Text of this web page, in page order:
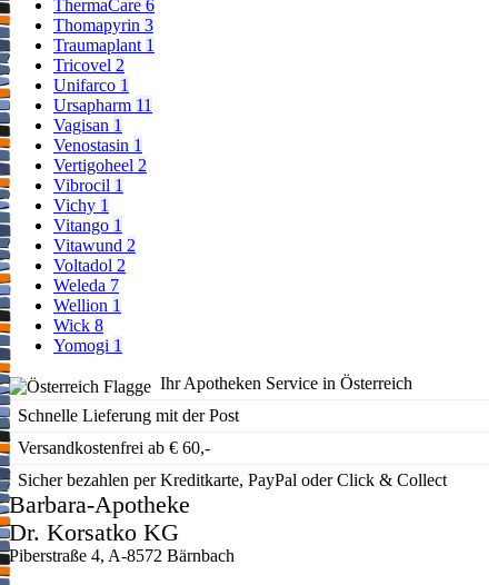
ThermaCare 6
Thomapyrin 3
Traumaplant 1
Tricovel 2
Unifarco 1
Ursapharm 11
Vagisan 1
Venostasin 1
Vertigoheel 2
Vibrocil 1
Vichy 1
Vitango 1
Vitawund 2
Voltadol 2
Weleda 7
Wellion 1
Wick 8
Yomogi 1
Ihr Apotheken Service in Österreich
Schnelle Lieferung mit der Post
Versandkostenfrei ab € 60,-
Sicher bezahlen per Kreditkarte, PayPal oder Click & Collect
Barbara-Apotheke
Dr. Korsatko KG
Piberstraße 4, A-8572 Bärnbach